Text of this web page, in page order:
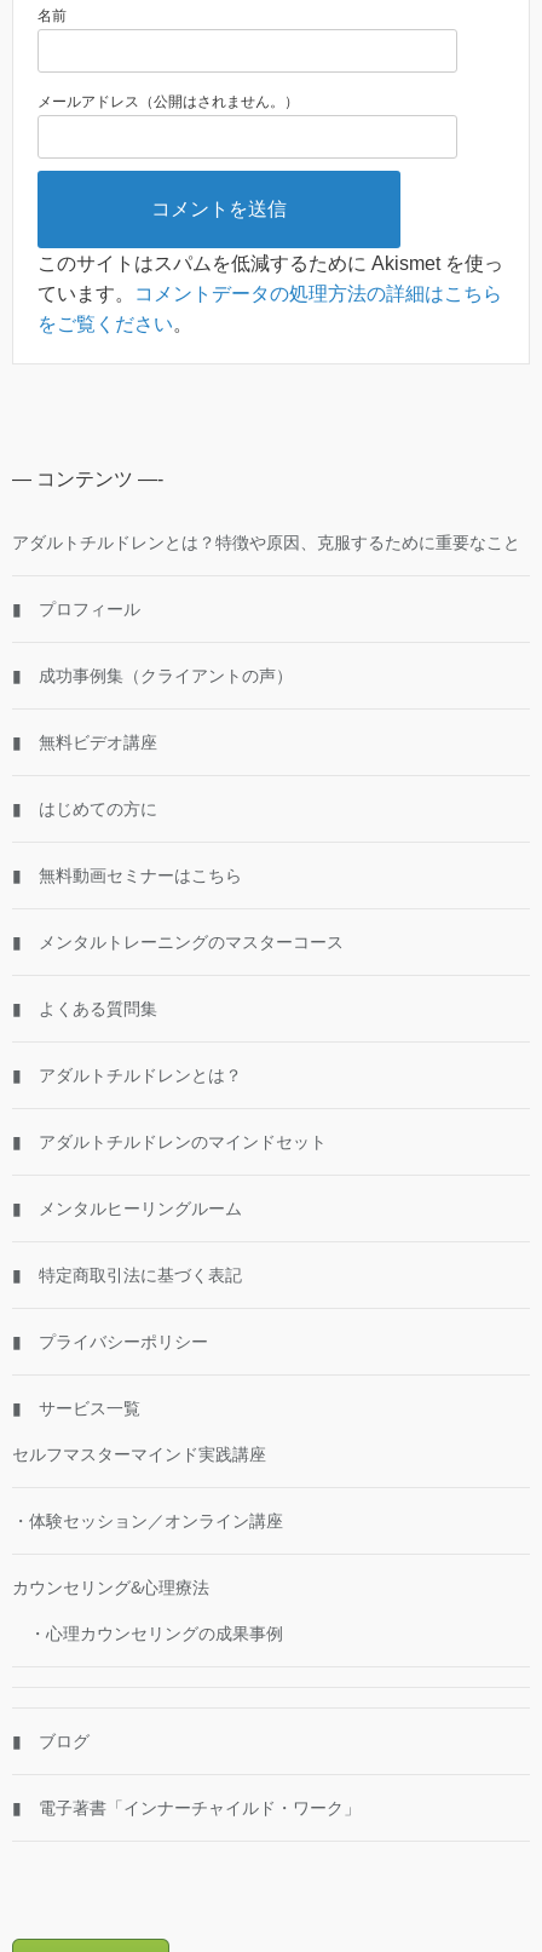
名前
メールアドレス（公開はされません。）
このサイトはスパムを低減するために Akismet を使っ
ています。
コメントデータの処理方法の詳細はこちら
をご覧ください。
— コンテンツ —-
アダルトチルドレンとは？特徴や原因、克服するために重要なこと
▮ プロフィール
▮ 成功事例集（クライアントの声）
▮ 無料ビデオ講座
▮ はじめての方に
▮ 無料動画セミナーはこちら
▮ メンタルトレーニングのマスターコース
▮ よくある質問集
▮ アダルトチルドレンとは？
▮ アダルトチルドレンのマインドセット
▮ メンタルヒーリングルーム
▮ 特定商取引法に基づく表記
▮ プライバシーポリシー
▮ サービス一覧
セルフマスターマインド実践講座
・体験セッション／オンライン講座
カウンセリング&心理療法
・心理カウンセリングの成果事例
▮ ブログ
▮ 電子著書「インナーチャイルド・ワーク」